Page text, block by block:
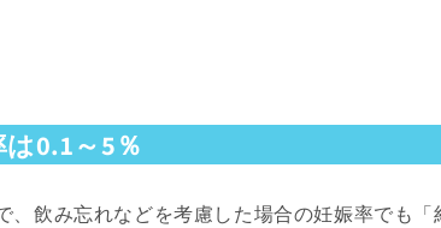
0.1～5％
、飲み忘れなどを考慮した場合の妊娠率でも